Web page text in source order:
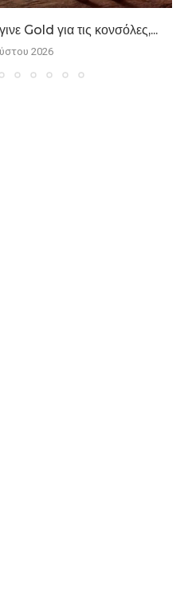
Gold για τις κονσόλες,...
2026